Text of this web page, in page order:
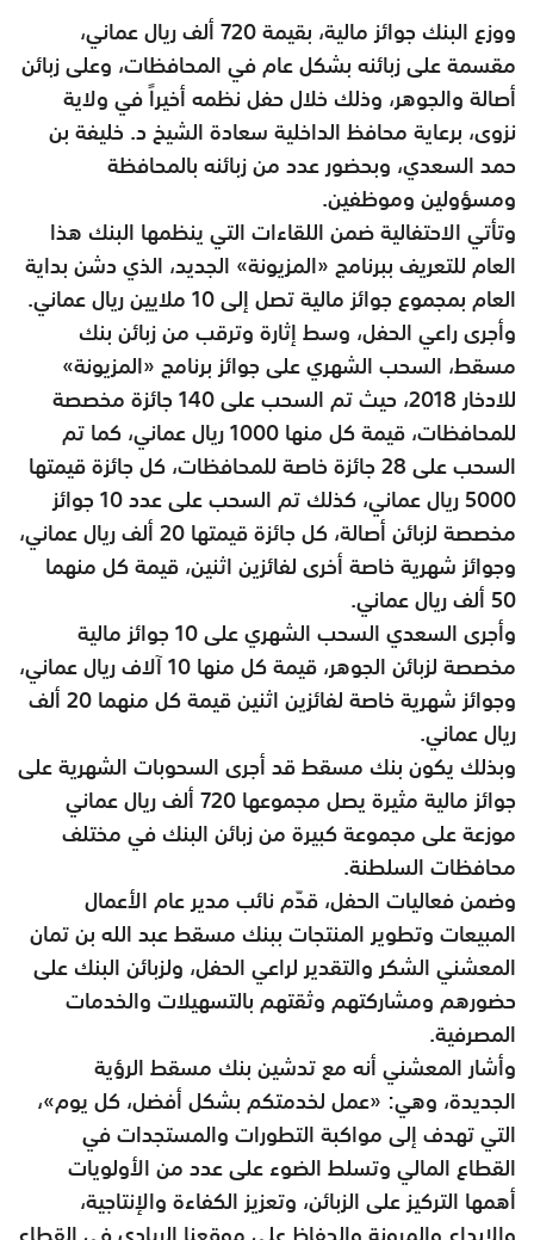
ووزع البنك جوائز مالية، بقيمة 720 ألف ريال عماني،
مقسمة على زبائنه بشكل عام في المحافظات، وعلى زبائن
أصالة والجوهر، وذلك خلال حفل نظمه أخيراً في ولاية
نزوى، برعاية محافظ الداخلية سعادة الشيخ د. خليفة بن
حمد السعدي، وبحضور عدد من زبائنه بالمحافظة
ومسؤولين وموظفين.
وتأتي الاحتفالية ضمن اللقاءات التي ينظمها البنك هذا
العام للتعريف ببرنامج «المزيونة» الجديد، الذي دشن بداية
العام بمجموع جوائز مالية تصل إلى 10 ملايين ريال عماني.
وأجرى راعي الحفل، وسط إثارة وترقب من زبائن بنك
مسقط، السحب الشهري على جوائز برنامج «المزيونة»
للادخار 2018، حيث تم السحب على 140 جائزة مخصصة
للمحافظات، قيمة كل منها 1000 ريال عماني، كما تم
السحب على 28 جائزة خاصة للمحافظات، كل جائزة قيمتها
5000 ريال عماني، كذلك تم السحب على عدد 10 جوائز
مخصصة لزبائن أصالة، كل جائزة قيمتها 20 ألف ريال عماني،
وجوائز شهرية خاصة أخرى لفائزين اثنين، قيمة كل منهما
50 ألف ريال عماني.
وأجرى السعدي السحب الشهري على 10 جوائز مالية
مخصصة لزبائن الجوهر، قيمة كل منها 10 آلاف ريال عماني،
وجوائز شهرية خاصة لفائزين اثنين قيمة كل منهما 20 ألف
ريال عماني.
وبذلك يكون بنك مسقط قد أجرى السحوبات الشهرية على
جوائز مالية مثيرة يصل مجموعها 720 ألف ريال عماني
موزعة على مجموعة كبيرة من زبائن البنك في مختلف
محافظات السلطنة.
وضمن فعاليات الحفل، قدّم نائب مدير عام الأعمال
المبيعات وتطوير المنتجات ببنك مسقط عبد الله بن تمان
المعشني الشكر والتقدير لراعي الحفل، ولزبائن البنك على
حضورهم ومشاركتهم وثقتهم بالتسهيلات والخدمات
المصرفية.
وأشار المعشني أنه مع تدشين بنك مسقط الرؤية
الجديدة، وهي: «عمل لخدمتكم بشكل أفضل، كل يوم»،
التي تهدف إلى مواكبة التطورات والمستجدات في
القطاع المالي وتسلط الضوء على عدد من الأولويات
أهمها التركيز على الزبائن، وتعزيز الكفاءة والإنتاجية،